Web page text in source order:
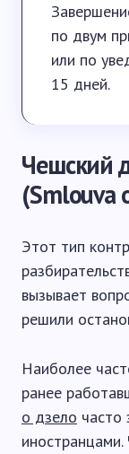
по двум
или по
15 дней.
Чешский
(Smlouva
Этот тип
вызывает
решили
Наиболее
ранее
о дзело часто